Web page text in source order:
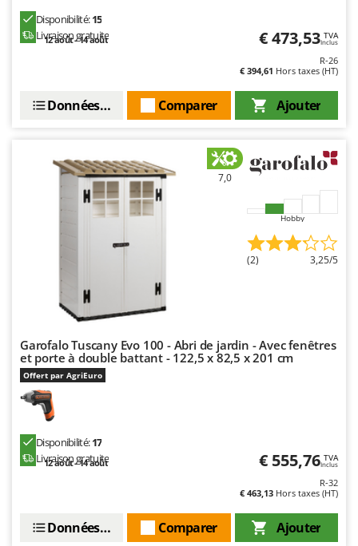
Royal Food
S.T.P.
Schnitzer
Seven Italy
Shark
Silky
Simatech
Sirman
Smartwood
Smeg
Snapper
Solidur
Spice Electronics
Spiralmac
Stanley
Disponibilité:15
Livraison gratuite
12 août - 14 août € 473,53 TVA
Inclus
R-26
€ 394,61 Hors taxes (HT)
Ajouter
Comparer
Données techniques
7,0
Hobby
(2) 3,25/5
Garofalo Tuscany Evo 100 - Abri de jardin - Avec fenêtres
et porte à double battant - 122,5 x 82,5 x 201 cm
Offert par AgriEuro
Disponibilité:17
Livraison gratuite
12 août - 14 août € 555,76 TVA
Inclus
R-32
€ 463,13 Hors taxes (HT)
Ajouter
Comparer
Données techniques